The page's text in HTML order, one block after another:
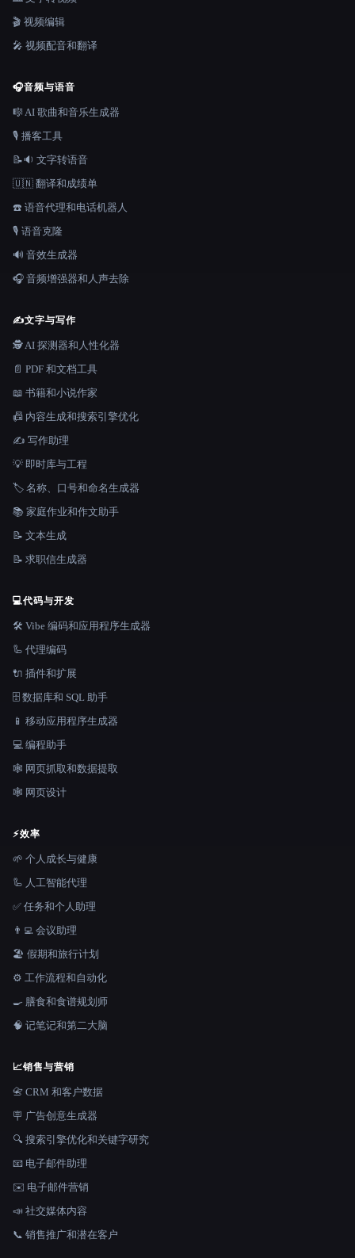
🎬 视频编辑
🎤 视频配音和翻译
🎧音频与语音
🎼 AI 歌曲和音乐生成器
🎙️ 播客工具
📝🔉 文字转语音
🇺🇳 翻译和成绩单
☎️ 语音代理和电话机器人
🎙️ 语音克隆
🔊 音效生成器
🎧 音频增强器和人声去除
✍️文字与写作
🕵️ AI 探测器和人性化器
📄 PDF 和文档工具
📖 书籍和小说作家
📠 内容生成和搜索引擎优化
✍️ 写作助理
💡 即时库与工程
🏷️ 名称、口号和命名生成器
📚 家庭作业和作文助手
📝 文本生成
📝 求职信生成器
💻代码与开发
🛠️ Vibe 编码和应用程序生成器
🦾 代理编码
🔌 插件和扩展
🗄️ 数据库和 SQL 助手
📱 移动应用程序生成器
💻 编程助手
🕸️ 网页抓取和数据提取
🕸 网页设计
⚡效率
🌱 个人成长与健康
🦾 人工智能代理
✅ 任务和个人助理
👨‍💻 会议助理
🏖 假期和旅行计划
⚙️ 工作流程和自动化
🍳 膳食和食谱规划师
🧠 记笔记和第二大脑
📈销售与营销
📇 CRM 和客户数据
🪧 广告创意生成器
🔍 搜索引擎优化和关键字研究
📧 电子邮件助理
✉️ 电子邮件营销
📣 社交媒体内容
📞 销售推广和潜在客户